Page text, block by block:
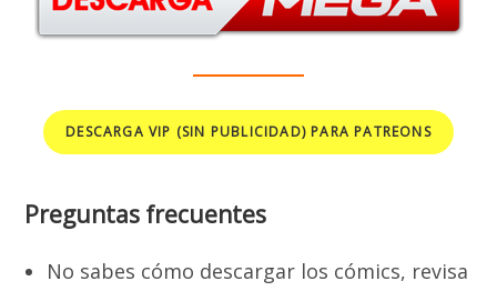
DESCARGA VIP (SIN PUBLICIDAD) PARA PATREONS
Preguntas frecuentes
No sabes cómo descargar los cómics, revisa